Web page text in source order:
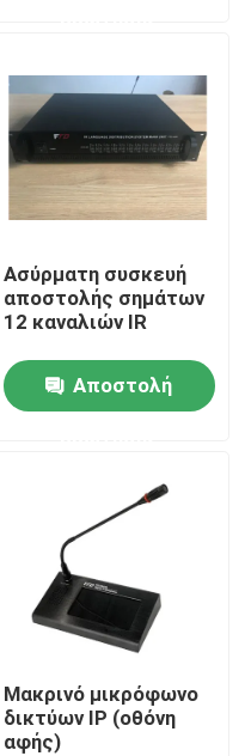
Ασύρματη συσκευή
αποστολής σημάτων
12 καναλιών IR
Αποστολή
Μακρινό μικρόφωνο
δικτύων IP (οθόνη
αφής)